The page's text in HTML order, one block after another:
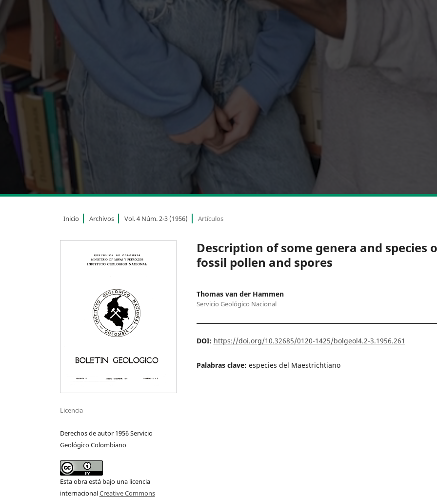
Inicio Archivos Vol. 4 Núm. 2-3 (1956) Artículos
Description of some genera and species
fossil pollen and spores
Thomas van der Hammen
Servicio Geológico Nacional
DOI: https://doi.org/10.32685/0120-1425/bolgeol4.2-3.1956.261
Palabras clave: especies del Maestrichtiano
Licencia
Derechos de autor 1956 Servicio
Geológico Colombiano
Esta obra está bajo una licencia
internacionalCreative Commons